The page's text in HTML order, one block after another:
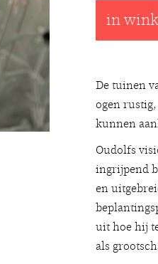
in
De tuinen
ogen
kunnen
Oudolfs
ingrijpend
en
uit hoe hij
als